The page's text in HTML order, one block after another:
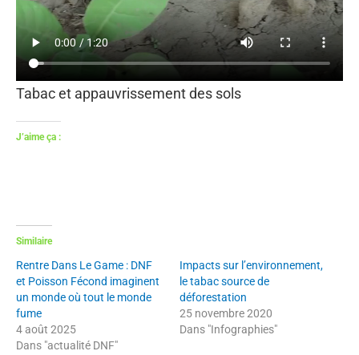
Tabac et appauvrissement des sols
J’aime ça :
Similaire
Rentre Dans Le Game : DNF
et Poisson Fécond imaginent
un monde où tout le monde
fume
4 août 2025
Dans "actualité DNF"
Impacts sur l’environnement,
le tabac source de
déforestation
25 novembre 2020
Dans "Infographies"